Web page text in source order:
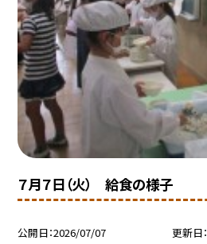
７月７日（火） 給食の様子
公開日 2026/07/07 更新日